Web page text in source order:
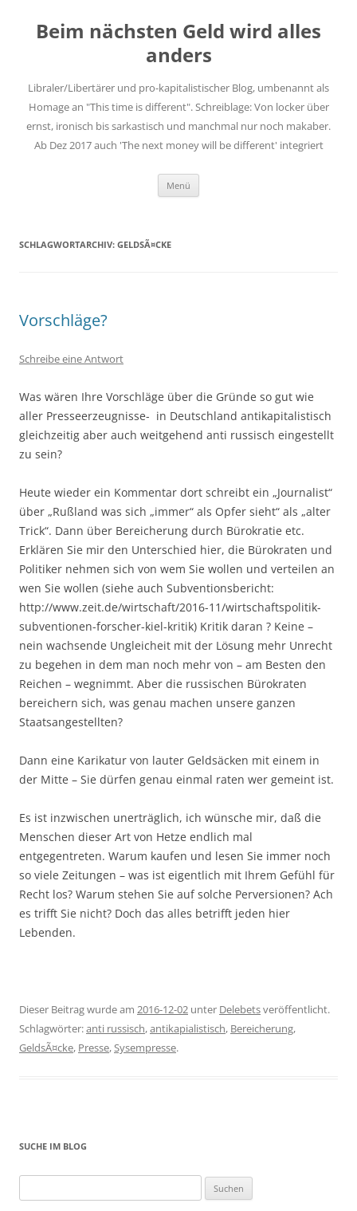
springen
Beim nächsten Geld wird alles
anders
Libraler/Libertärer und pro-kapitalistischer Blog, umbenannt als
Homage an "This time is different". Schreiblage: Von locker über
ernst, ironisch bis sarkastisch und manchmal nur noch makaber.
Ab Dez 2017 auch 'The next money will be different' integriert
Menü
SCHLAGWORTARCHIV: GELDSÃ¤CKE
Vorschläge?
Schreibe eine Antwort
Was wären Ihre Vorschläge über die Gründe so gut wie
aller Presseerzeugnisse- in Deutschland antikapitalistisch
gleichzeitig aber auch weitgehend anti russisch eingestellt
zu sein?
Heute wieder ein Kommentar dort schreibt ein „Journalist“
über „Rußland was sich „immer“ als Opfer sieht“ als „alter
Trick“. Dann über Bereicherung durch Bürokratie etc.
Erklären Sie mir den Unterschied hier, die Bürokraten und
Politiker nehmen sich von wem Sie wollen und verteilen an
wen Sie wollen (siehe auch Subventionsbericht:
http://www.zeit.de/wirtschaft/2016-11/wirtschaftspolitik-
subventionen-forscher-kiel-kritik) Kritik daran ? Keine –
nein wachsende Ungleicheit mit der Lösung mehr Unrecht
zu begehen in dem man noch mehr von – am Besten den
Reichen – wegnimmt. Aber die russischen Bürokraten
bereichern sich, was genau machen unsere ganzen
Staatsangestellten?
Dann eine Karikatur von lauter Geldsäcken mit einem in
der Mitte – Sie dürfen genau einmal raten wer gemeint ist.
Es ist inzwischen unerträglich, ich wünsche mir, daß die
Menschen dieser Art von Hetze endlich mal
entgegentreten. Warum kaufen und lesen Sie immer noch
so viele Zeitungen – was ist eigentlich mit Ihrem Gefühl für
Recht los? Warum stehen Sie auf solche Perversionen? Ach
es trifft Sie nicht? Doch das alles betrifft jeden hier
Lebenden.
Dieser Beitrag wurde am 2016-12-02 unter Delebetsveröffentlicht.
Schlagwörter:anti russisch,antikapialistisch, Bereicherung,
GeldsÃ¤cke, Presse,Sysempresse.
SUCHE IM BLOG
nach: